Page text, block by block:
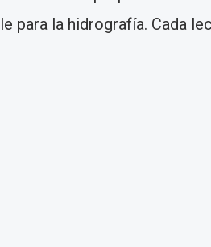
para la hidrografía. Cada